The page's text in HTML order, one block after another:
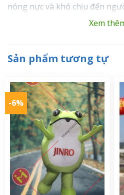
nóng nực và khó chịu đến
Xem
Sản phẩm tương tự
-6%